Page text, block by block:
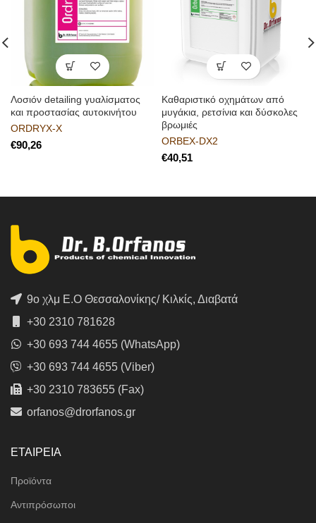
Λοσιόν detailing γυαλίσματος
και προστασίας αυτοκινήτου
ORDRYX-X
€
Kαθαριστικό οχημάτων από
μυγάκια, ρετσίνια και δύσκολες
βρωμιές
ORBEX-DX2
€
9ο χλμ Ε.Ο Θεσσαλονίκης/ Κιλκίς, Διαβατά
+30 2310 781628
+30 693 744 4655 (WhatsApp)
+30 693 744 4655 (Viber)
+30 2310 783655 (Fax)
orfanos@drorfanos.gr
ΕΤΑΙΡΕΙΑ
Προϊόντα
Αντιπρόσωποι